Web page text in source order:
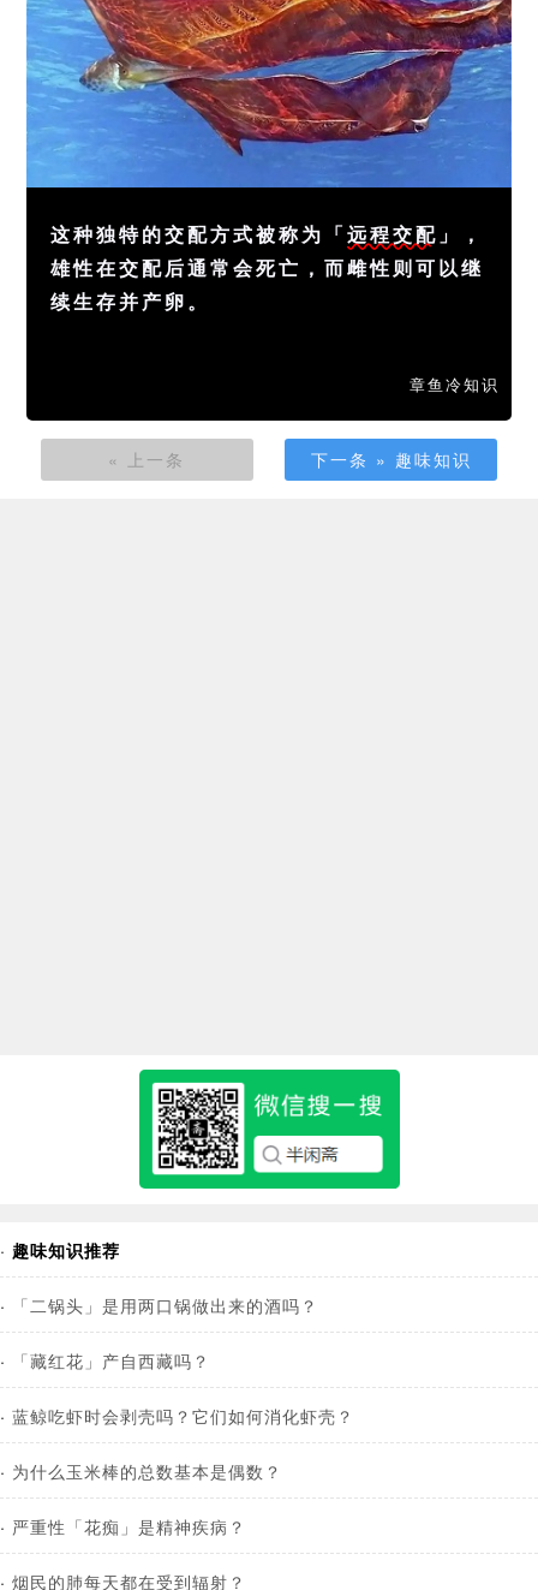
这种独特的交配方式被称为「远程交配 」，
雄性在交配后通常会死亡，而雌性则可以继
续生存并产卵。
章鱼冷知识
« 上一条 下一条 » 趣味知识
· 趣味知识推荐
· 「二锅头」是用两口锅做出来的酒吗？
· 「藏红花」产自西藏吗？
· 蓝鲸吃虾时会剥壳吗？它们如何消化虾壳？
· 为什么玉米棒的总数基本是偶数？
· 严重性「花痴」是精神疾病？
· 烟民的肺每天都在受到辐射？